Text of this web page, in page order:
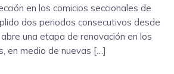
en los comicios seccionales de
dos periodos consecutivos desde
una etapa de renovación en los
en medio de nuevas […]